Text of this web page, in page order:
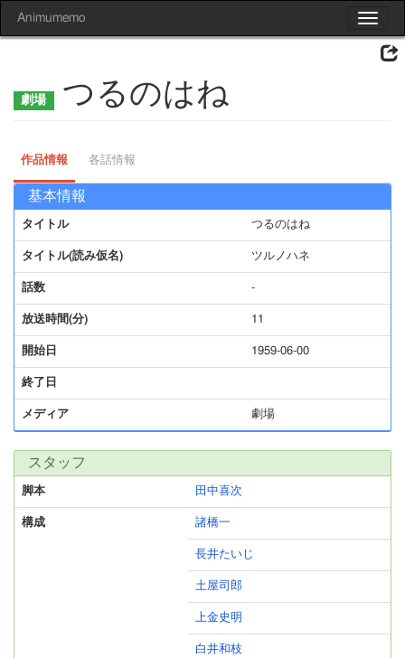
Toggle
Animumemo
つるのはね
作品情報 各話情報
基本情報
タイトル つるのはね
タイトル(読み仮名) ツルノハネ
話数 -
放送時間(分) 11
開始日 1959-06-00
終了日
メディア 劇場
スタッフ
脚本 田中喜次
構成 諸橋一
長井たいじ
土屋司郎
上金史明
白井和枝